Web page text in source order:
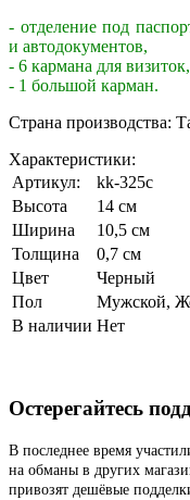
- отделение под
и автодокументов,
- 6 кармана для
- 1 большой карман.
Страна производства:
Характеристики:
Артикул:
kk-325c
Высота
14 см
Ширина
10,5 см
Толщина
0,7 см
Цвет
Черный
Пол
Мужской,
В наличии Нет
Остерегайтесь
В последнее время
на обманы в других
привозят дешёвые